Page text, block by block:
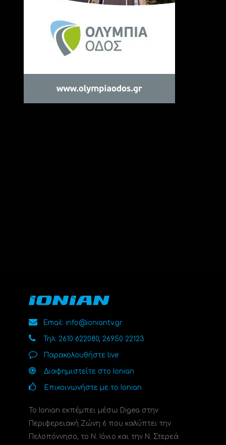
Email: info@ioniantv.gr
Τηλ: 2610 622080, 26950 22123
Παρακολουθήστε live
Διαφημιστείτε στο Ionian
Επικοινωνήστε με το Ionian
Το Ionian εκπέμπει μέσω Digea στην
Περιφερειακή Ζώνη 6 που καλύπτει την
Πελοπόννησο, το N. Ιόνιο και την Ν. Στερεά